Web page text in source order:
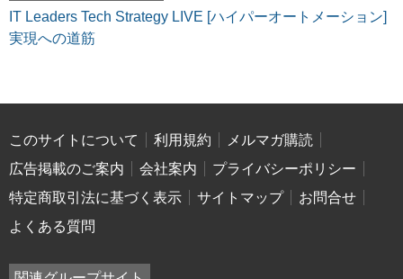
IT Leaders Tech Strategy LIVE [ハイパーオートメーション]
実現への道筋
このサイトについて 利用規約
メルマガ購読
広告掲載のご案内
会社案内
プライバシーポリシー
特定商取引法に基づく表示
サイトマップ
お問合せ
よくある質問